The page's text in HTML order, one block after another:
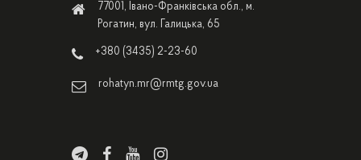
77001, Івано-Франківська обл., м.
Рогатин, вул. Галицька, 65
+380 (3435) 2-23-60
rohatyn.mr@rmtg.gov.ua